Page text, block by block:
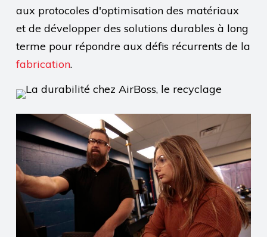
aux protocoles d'optimisation des matériaux
et de développer des solutions durables à long
terme pour répondre aux défis récurrents de la
fabrication.